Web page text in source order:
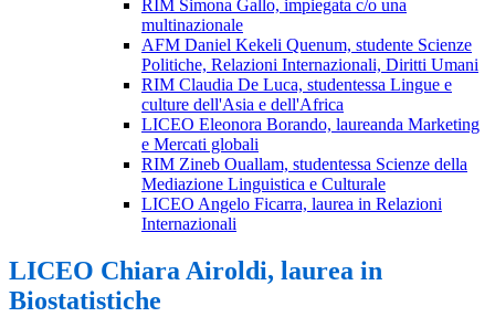
RIM Simona Gallo, impiegata c/o una
multinazionale
AFM Daniel Kekeli Quenum, studente Scienze
Politiche, Relazioni Internazionali, Diritti Umani
RIM Claudia De Luca, studentessa Lingue e
culture dell'Asia e dell'Africa
LICEO Eleonora Borando, laureanda Marketing
e Mercati globali
RIM Zineb Ouallam, studentessa Scienze della
Mediazione Linguistica e Culturale
LICEO Angelo Ficarra, laurea in Relazioni
Internazionali
LICEO Chiara Airoldi, laurea in
Biostatistiche